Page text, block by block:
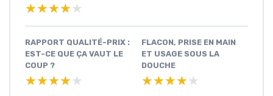
★★★★★
★★★★★
RAPPORT QUALITÉ-PRIX :
EST-CE QUE ÇA VAUT LE
COUP ?
★★★★★
★★★★★
FLACON, PRISE EN MAIN
ET USAGE SOUS LA
DOUCHE
★★★★★
★★★★★